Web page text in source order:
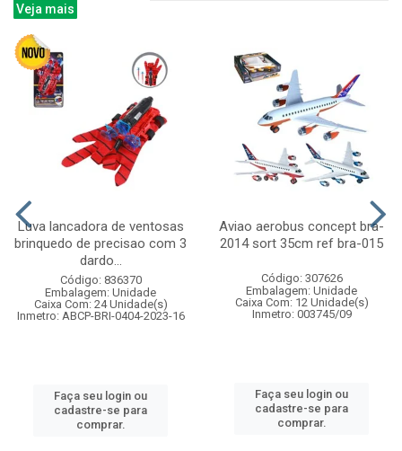
Veja mais
Luva lancadora de ventosas
brinquedo de precisao com 3
dardo...
Código: 836370
Embalagem: Unidade
Caixa Com: 24 Unidade(s)
Inmetro: ABCP-BRI-0404-2023-16
Faça seu login ou
cadastre-se para
comprar.
Aviao aerobus concept bra-
2014 sort 35cm ref bra-015
Código: 307626
Embalagem: Unidade
Caixa Com: 12 Unidade(s)
Inmetro: 003745/09
Faça seu login ou
cadastre-se para
comprar.